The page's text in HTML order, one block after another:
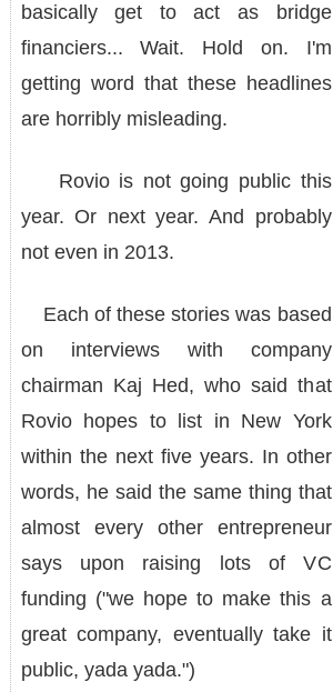
basically get to act as bridge
financiers... Wait. Hold on. I'm
getting word that these headlines
are horribly misleading.
Rovio is not going public this
year. Or next year. And probably
not even in 2013.
Each of these stories was based
on interviews with company
chairman Kaj Hed, who said that
Rovio hopes to list in New York
within the next five years. In other
words, he said the same thing that
almost every other entrepreneur
says upon raising lots of VC
funding ("we hope to make this a
great company, eventually take it
public, yada yada.")